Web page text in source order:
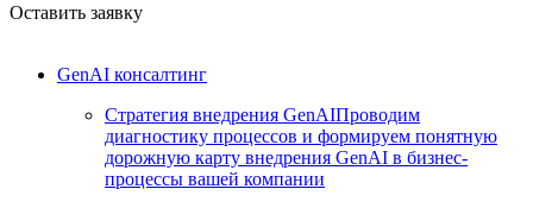
Оставить заявку
GenAI консалтинг
Стратегия внедрения GenAIПроводим
диагностику процессов и формируем понятную
дорожную карту внедрения GenAI в бизнес-
процессы вашей компании